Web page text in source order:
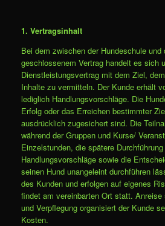
1. Vertragsinhalt
Bei dem zwischen der Hundeschule und
geschlossenem Vertrag handelt es sich
Dienstleistungsvertrag mit dem Ziel,
Inhalte zu vermitteln. Der Kunde erhält
lediglich Handlungsvorschläge. Die
Erfolg oder das Erreichen bestimmter
ausdrücklich zugesichert sind. Die
während der Gruppen und Kurse/
Einzelstunden, die spätere
Handlungsvorschläge sowie die
seinen Hund unangeleint durchführen
des Kunden und erfolgen auf eigenes
findet am vereinbarten Ort statt.
und Verpflegung organisiert der Kunde
Kosten.